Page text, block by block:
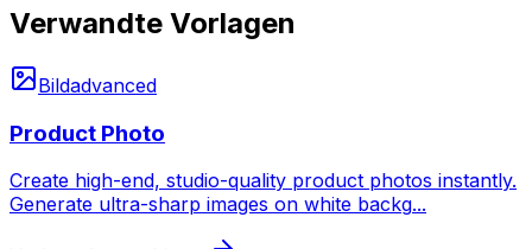
Verwandte Vorlagen
Bildadvanced
Product Photo
Create high-end, studio-quality product photos instantly.
Generate ultra-sharp images on white backg...